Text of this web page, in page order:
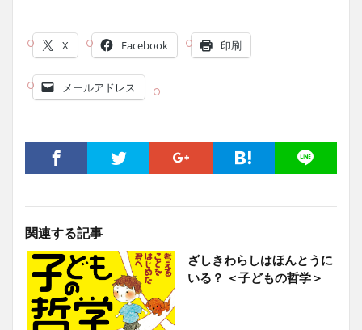
X Facebook 印刷
メールアドレス
関連する記事
ざしきわらしはほんとうに
いる？ ＜子どもの哲学＞